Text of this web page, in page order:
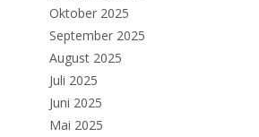
Oktober 2025
September 2025
August 2025
Juli 2025
Juni 2025
Mai 2025